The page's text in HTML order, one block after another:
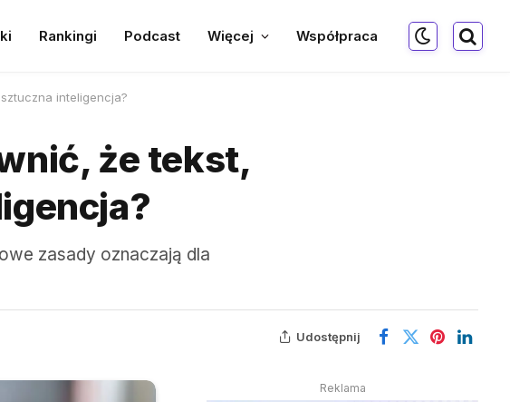
Rankingi Podcast Więcej Współpraca
inteligencja?
że tekst,
zasady oznaczają dla
Udostępnij
Reklama